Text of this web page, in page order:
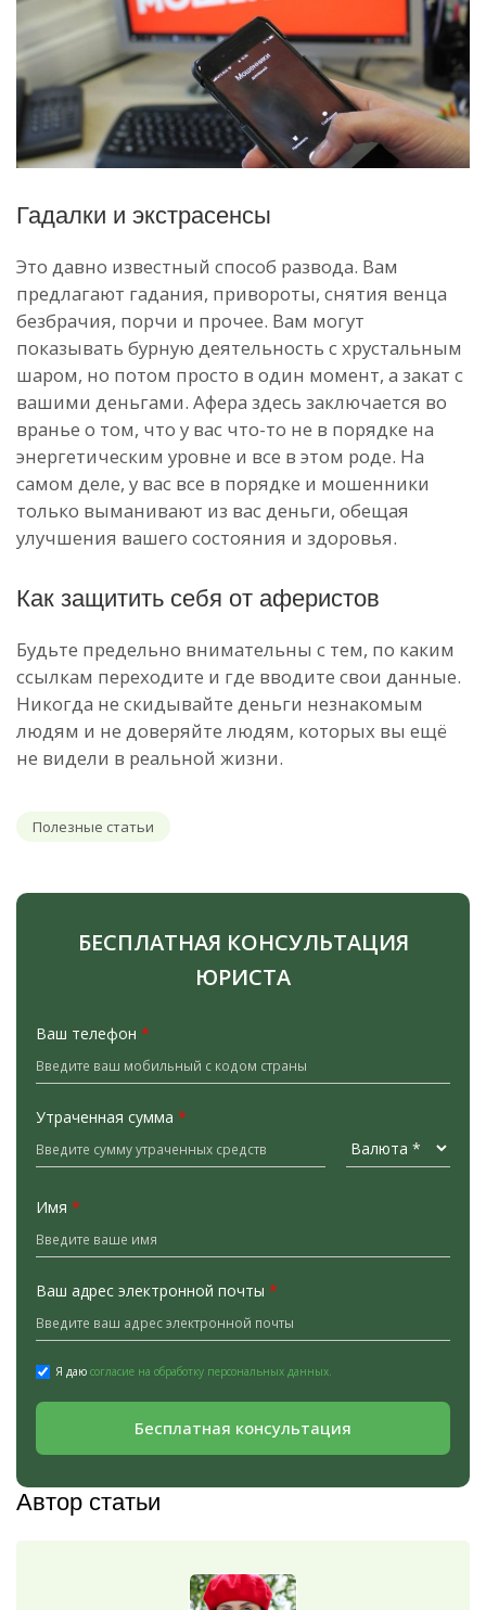
Гадалки и экстрасенсы
Это давно известный способ развода. Вам
предлагают гадания, привороты, снятия венца
безбрачия, порчи и прочее. Вам могут
показывать бурную деятельность с хрустальным
шаром, но потом просто в один момент, а закат с
вашими деньгами. Афера здесь заключается во
вранье о том, что у вас что-то не в порядке на
энергетическим уровне и все в этом роде. На
самом деле, у вас все в порядке и мошенники
только выманивают из вас деньги, обещая
улучшения вашего состояния и здоровья.
Как защитить себя от аферистов
Будьте предельно внимательны с тем, по каким
ссылкам переходите и где вводите свои данные.
Никогда не скидывайте деньги незнакомым
людям и не доверяйте людям, которых вы ещё
не видели в реальной жизни.
Полезные статьи
БЕСПЛАТНАЯ КОНСУЛЬТАЦИЯ
ЮРИСТА
Ваш телефон *
Утраченная сумма *
Имя *
Ваш адрес электронной почты *
Я даю согласие на обработку персональных данных.
Бесплатная консультация
Автор статьи